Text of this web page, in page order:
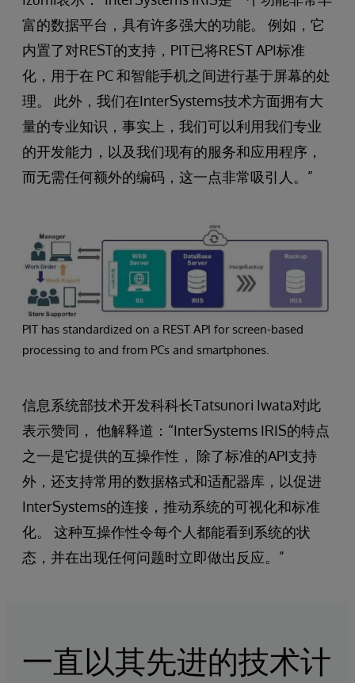
富的数据平台，具有许多强大的功能。 例如，它
内置了对REST的支持，PIT已将REST API标准
化，用于在 PC 和智能手机之间进行基于屏幕的处
理。 此外，我们在InterSystems技术方面拥有大
量的专业知识，事实上，我们可以利用我们专业
的开发能力，以及我们现有的服务和应用程序，
而无需任何额外的编码，这一点非常吸引人。”
PIT has standardized on a REST API for screen-based
processing to and from PCs and smartphones.
信息系统部技术开发科科长Tatsunori Iwata对此
表示赞同， 他解释道：“InterSystems IRIS的特点
之一是它提供的互操作性， 除了标准的API支持
外，还支持常用的数据格式和适配器库，以促进
InterSystems的连接，推动系统的可视化和标准
化。 这种互操作性令每个人都能看到系统的状
态，并在出现任何问题时立即做出反应。”
一直以其先进的技术计